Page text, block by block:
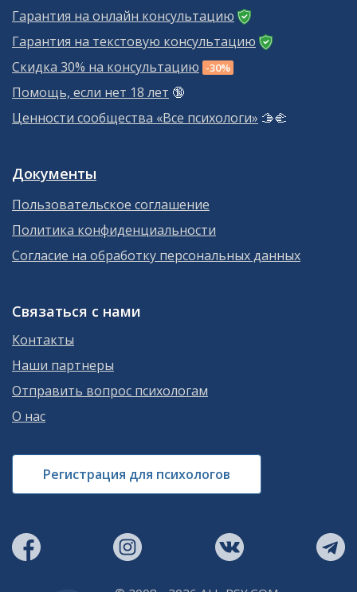
Гарантия на онлайн консультацию
Гарантия на текстовую консультацию
Скидка 30% на консультацию -30%
Помощь, если нет 18 лет 🔞
Ценности сообщества «Все психологи» 🫱‍🫲
Документы
Пользовательское соглашение
Политика конфиденциальности
Согласие на обработку персональных данных
Связаться с нами
Контакты
Наши партнеры
Отправить вопрос психологам
О нас
Регистрация для психологов